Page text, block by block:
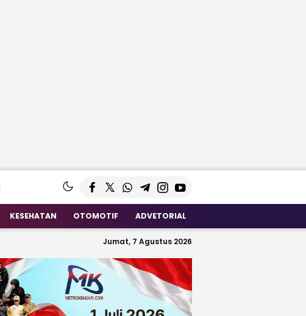
KESEHATAN OTOMOTIF ADVETORIAL
Jumat, 7 Agustus 2026